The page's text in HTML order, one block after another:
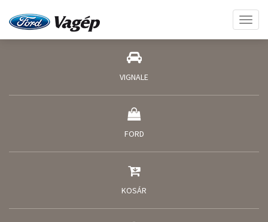
VIGNALE
FORD
KOSÁR